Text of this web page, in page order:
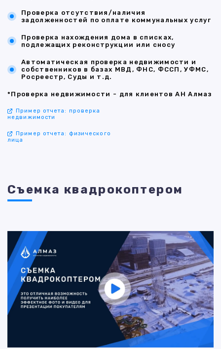
Проверка отсутствия/наличия
задолженностей по оплате коммунальных услуг
Проверка нахождения дома в списках,
подлежащих реконструкции или сносу
Автоматическая проверка недвижимости и
собственников в базах МВД, ФНС, ФССП, УФМС,
Росреестр, Суды и т.д.
*Проверка недвижимости - для клиентов АН Алмаз
Пример отчета: проверка
недвижимости
Пример отчета: физического
лица
Съемка квадрокоптером